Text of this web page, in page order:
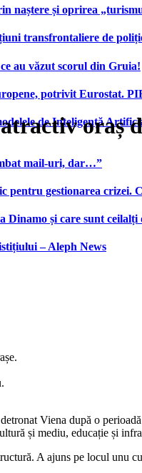
naștere și oprirea
transfrontaliere de
au văzut scorul din Gruia!
potrivit Eurostat.
de Inteligență
mail-uri, dar…”
gestionarea crizei.
și care sunt ceilalți
– Aleph News
oraș
Viena după o
și mediu, educație și
A ajuns pe locul unu